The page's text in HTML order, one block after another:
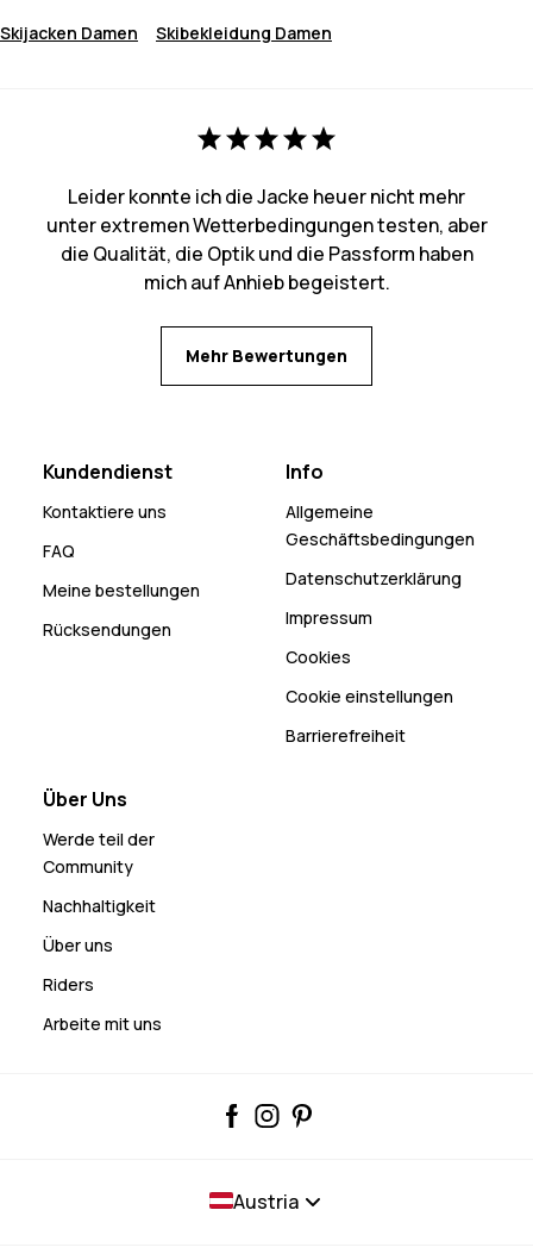
Skijacken Damen Skibekleidung Damen
Leider konnte ich die Jacke heuer nicht mehr
unter extremen Wetterbedingungen testen, aber
die Qualität, die Optik und die Passform haben
mich auf Anhieb begeistert.
Mehr Bewertungen
Kundendienst
Kontaktiere uns
FAQ
Meine bestellungen
Rücksendungen
Info
Allgemeine
Geschäftsbedingungen
Datenschutzerklärung
Impressum
Cookies
Cookie einstellungen
Barrierefreiheit
Über Uns
Werde teil der
Community
Nachhaltigkeit
Über uns
Riders
Arbeite mit uns
Austria